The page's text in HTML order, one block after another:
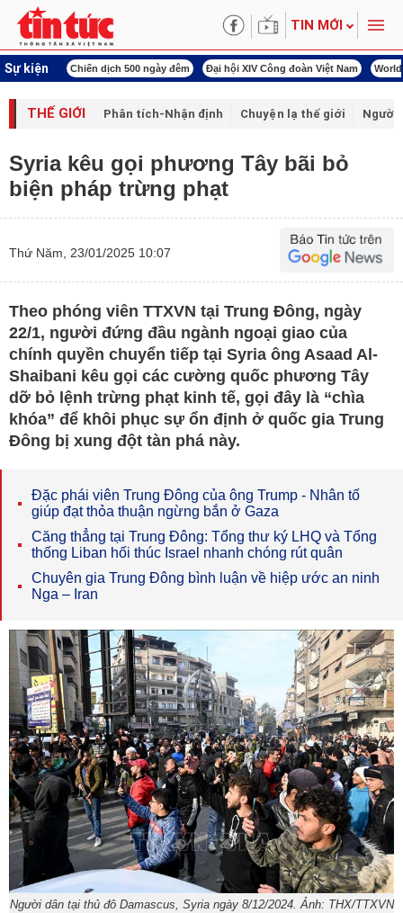
TIN MỚI
Sự kiện
ngày đêm Đại hội XIV Công đoàn Việt Nam World Cup 2026 Kỳ họp thứ
THẾ GIỚI Phân tích-Nhận định Chuyện lạ thế giới Người
Syria kêu gọi phương Tây bãi bỏ
biện pháp trừng phạt
Thứ Năm, 23/01/2025 10:07
Theo phóng viên TTXVN tại Trung Đông, ngày
22/1, người đứng đầu ngành ngoại giao của
chính quyền chuyển tiếp tại Syria ông Asaad Al-
Shaibani kêu gọi các cường quốc phương Tây
dỡ bỏ lệnh trừng phạt kinh tế, gọi đây là “chìa
khóa” để khôi phục sự ổn định ở quốc gia Trung
Đông bị xung đột tàn phá này.
Đặc phái viên Trung Đông của ông Trump - Nhân tố
giúp đạt thỏa thuận ngừng bắn ở Gaza
Căng thẳng tại Trung Đông: Tổng thư ký LHQ và Tổng
thống Liban hối thúc Israel nhanh chóng rút quân
Chuyên gia Trung Đông bình luận về hiệp ước an ninh
Nga – Iran
Người dân tại thủ đô Damascus, Syria ngày 8/12/2024. Ảnh: THX/TTXVN